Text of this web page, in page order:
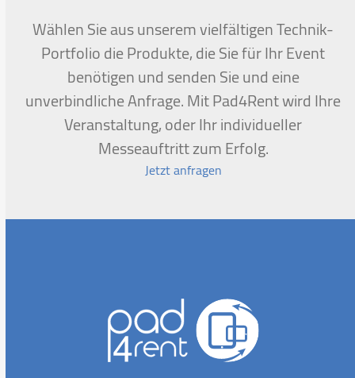
Wählen Sie aus unserem vielfältigen Technik-
Portfolio die Produkte, die Sie für Ihr Event
benötigen und senden Sie und eine
unverbindliche Anfrage. Mit Pad4Rent wird Ihre
Veranstaltung, oder Ihr individueller
Messeauftritt zum Erfolg.
Jetzt anfragen